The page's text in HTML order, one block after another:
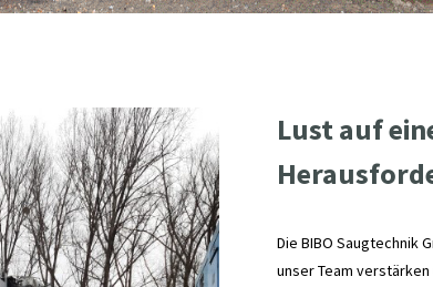
Lust auf
Die BIBO Saugtechnik
unser Team